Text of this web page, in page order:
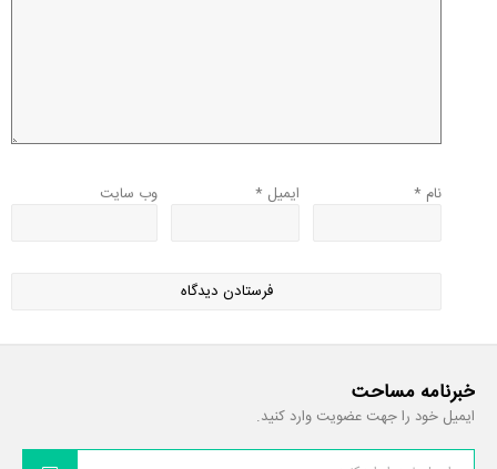
نام * ایمیل * وب‌ سایت
خبرنامه مساحت
ایمیل خود را جهت عضویت وارد کنید.